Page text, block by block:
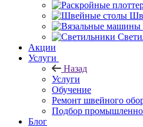
Акции
Услуги
Назад
Услуги
Обучение
Ремонт швейного
Подбор
Блог